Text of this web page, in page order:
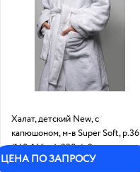
Халат, детский New, с
капюшоном, м-в Super Soft, р.36
(140-146см), 330г/м2
ЦЕНА ПО ЗАПРОСУ